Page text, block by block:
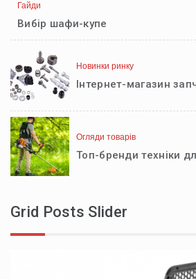
Гайди
Вибір шафи-купе
Новинки ринку
Інтернет-магазин
Огляди товарів
Топ-бренди техніки
Grid Posts Slider